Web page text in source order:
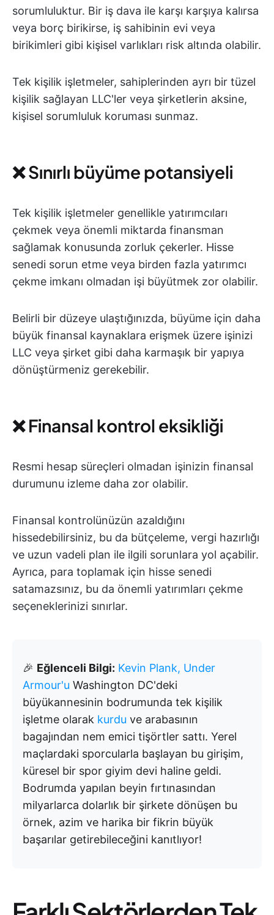
sorumluluktur. Bir iş dava ile karşı karşıya kalırsa
veya borç birikirse, iş sahibinin evi veya
birikimleri gibi kişisel varlıkları risk altında olabilir.
Tek kişilik işletmeler, sahiplerinden ayrı bir tüzel
kişilik sağlayan LLC'ler veya şirketlerin aksine,
kişisel sorumluluk koruması sunmaz.
❌ Sınırlı büyüme potansiyeli
Tek kişilik işletmeler genellikle yatırımcıları
çekmek veya önemli miktarda finansman
sağlamak konusunda zorluk çekerler. Hisse
senedi sorun etme veya birden fazla yatırımcı
çekme imkanı olmadan işi büyütmek zor olabilir.
Belirli bir düzeye ulaştığınızda, büyüme için daha
büyük finansal kaynaklara erişmek üzere işinizi
LLC veya şirket gibi daha karmaşık bir yapıya
dönüştürmeniz gerekebilir.
❌ Finansal kontrol eksikliği
Resmi hesap süreçleri olmadan işinizin finansal
durumunu izleme daha zor olabilir.
Finansal kontrolünüzün azaldığını
hissedebilirsiniz, bu da bütçeleme, vergi hazırlığı
ve uzun vadeli plan ile ilgili sorunlara yol açabilir.
Ayrıca, para toplamak için hisse senedi
satamazsınız, bu da önemli yatırımları çekme
seçeneklerinizi sınırlar.
🎉 Eğlenceli Bilgi: Kevin Plank, Under
Armour'u Washington DC'deki
büyükannesinin bodrumunda tek kişilik
işletme olarak kurdu ve arabasının
bagajından nem emici tişörtler sattı. Yerel
maçlardaki sporcularla başlayan bu girişim,
küresel bir spor giyim devi haline geldi.
Bodrumda yapılan beyin fırtınasından
milyarlarca dolarlık bir şirkete dönüşen bu
örnek, azim ve harika bir fikrin büyük
başarılar getirebileceğini kanıtlıyor!